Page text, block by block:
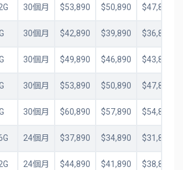
30個月 $53,890 $50,890 $47,890
30個月 $42,890 $39,890 $36,890
30個月 $49,890 $46,890 $43,890
30個月 $53,890 $50,890 $47,890
30個月 $60,890 $57,890 $54,890
24個月 $37,890 $34,890 $31,890
24個月 $44,890 $41,890 $38,890